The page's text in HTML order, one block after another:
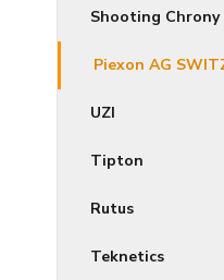
Shooting Chrony
Piexon AG
UZI
Tipton
Rutus
Teknetics